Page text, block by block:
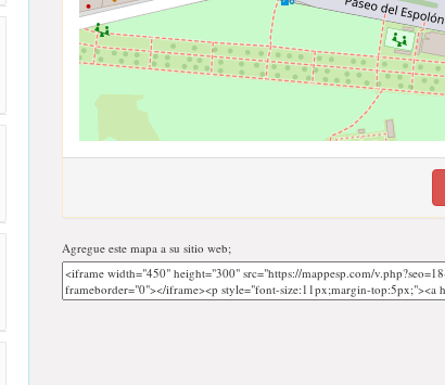
Agregue este mapa a su sitio web;